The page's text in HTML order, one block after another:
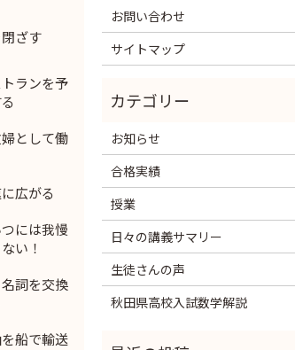
ざす
トランを予
として働
広がる
には我慢
い！
詞を交換
船で輸送
お問い合わせ
サイトマップ
お知らせ
合格実績
授業
日々の講義サマリー
生徒さんの声
秋田県高校入試数学解説